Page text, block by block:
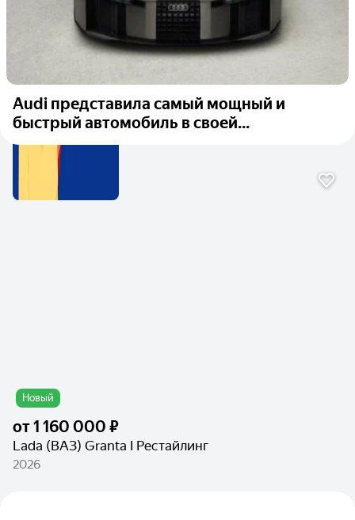
Audi представила самый мощный и
быстрый автомобиль в своей...
Новый
от1 160 000 ₽
Lada (ВАЗ) Granta I Рестайлинг
2026